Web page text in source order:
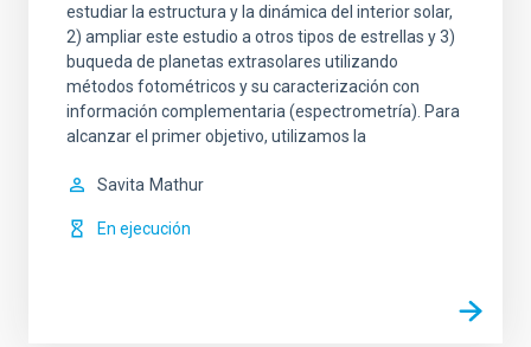
estudiar la estructura y la dinámica del interior solar,
2) ampliar este estudio a otros tipos de estrellas y 3)
buqueda de planetas extrasolares utilizando
métodos fotométricos y su caracterización con
información complementaria (espectrometría). Para
alcanzar el primer objetivo, utilizamos la
Savita Mathur
En ejecución